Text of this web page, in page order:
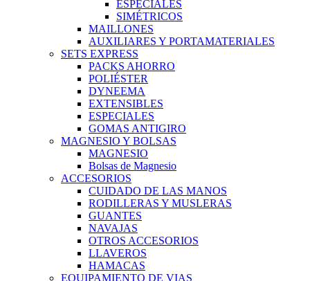
ESPECIALES
SIMÉTRICOS
MAILLONES
AUXILIARES Y PORTAMATERIALES
SETS EXPRESS
PACKS AHORRO
POLIÉSTER
DYNEEMA
EXTENSIBLES
ESPECIALES
GOMAS ANTIGIRO
MAGNESIO Y BOLSAS
MAGNESIO
Bolsas de Magnesio
ACCESORIOS
CUIDADO DE LAS MANOS
RODILLERAS Y MUSLERAS
GUANTES
NAVAJAS
OTROS ACCESORIOS
LLAVEROS
HAMACAS
EQUIPAMIENTO DE VIAS